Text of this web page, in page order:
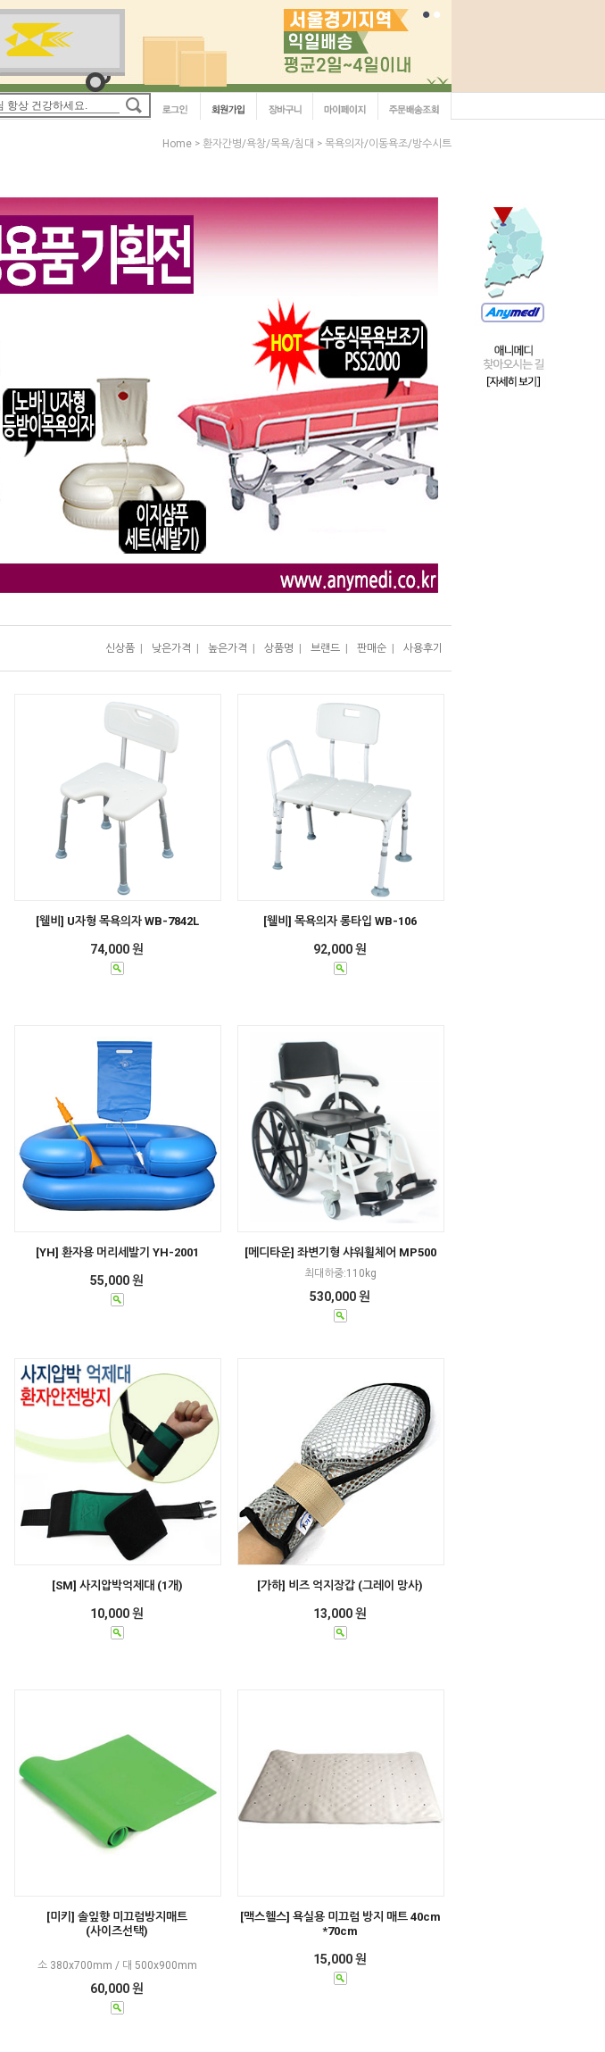
Home > 환자간병/욕창/목욕/침대 > 목욕의자/이동욕조/방수시트
신상품 낮은가격 높은가격 상품명 브랜드 판매순 사용후기
[웰비] U자형 목욕의자 WB-7842L
74,000 원
[웰비] 목욕의자 롱타입 WB-106
92,000 원
[YH] 환자용 머리세발기 YH-2001
55,000 원
[메디타운] 좌변기형 샤워휠체어 MP500
최대하중:110kg
530,000 원
[SM] 사지압박억제대 (1개)
10,000 원
[가하] 비즈 억지장갑 (그레이 망사)
13,000 원
[미키] 솔잎향 미끄럼방지매트
(사이즈선택)
소 380x700mm / 대 500x900mm
60,000 원
[맥스헬스] 욕실용 미끄럼 방지 매트 40cm
*70cm
15,000 원